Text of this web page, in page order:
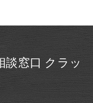
窓口 クラッ